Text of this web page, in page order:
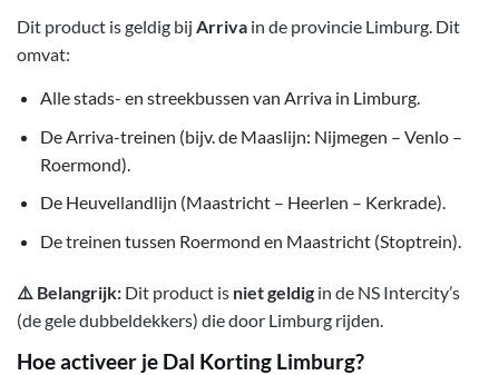
Dit product is geldig bij Arriva in de provincie Limburg. Dit
omvat:
Alle stads- en streekbussen van Arriva in Limburg.
De Arriva-treinen (bijv. de Maaslijn: Nijmegen – Venlo –
Roermond).
De Heuvellandlijn (Maastricht – Heerlen – Kerkrade).
De treinen tussen Roermond en Maastricht (Stoptrein).
⚠️ Belangrijk: Dit product is niet geldig in de NS Intercity’s
(de gele dubbeldekkers) die door Limburg rijden.
Hoe activeer je Dal Korting Limburg?